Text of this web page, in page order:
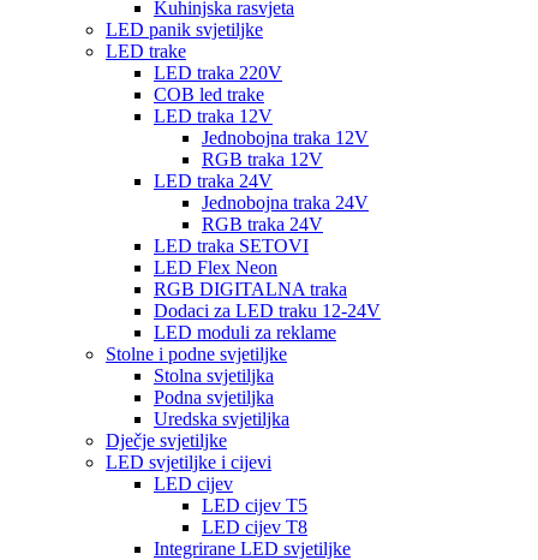
Kuhinjska rasvjeta
LED panik svjetiljke
LED trake
LED traka 220V
COB led trake
LED traka 12V
Jednobojna traka 12V
RGB traka 12V
LED traka 24V
Jednobojna traka 24V
RGB traka 24V
LED traka SETOVI
LED Flex Neon
RGB DIGITALNA traka
Dodaci za LED traku 12-24V
LED moduli za reklame
Stolne i podne svjetiljke
Stolna svjetiljka
Podna svjetiljka
Uredska svjetiljka
Dječje svjetiljke
LED svjetiljke i cijevi
LED cijev
LED cijev T5
LED cijev T8
Integrirane LED svjetiljke